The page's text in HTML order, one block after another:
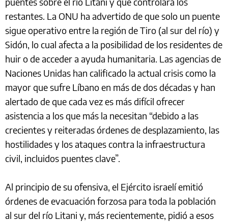
restantes. La ONU ha advertido de que solo un puente
sigue operativo entre la región de Tiro (al sur del río) y
Sidón, lo cual afecta a la posibilidad de los residentes de
huir o de acceder a ayuda humanitaria. Las agencias de
Naciones Unidas han calificado la actual crisis como la
mayor que sufre Líbano en más de dos décadas y han
alertado de que cada vez es más difícil ofrecer
asistencia a los que más la necesitan “debido a las
crecientes y reiteradas órdenes de desplazamiento, las
hostilidades y los ataques contra la infraestructura
civil, incluidos puentes clave”.
Al principio de su ofensiva, el Ejército israelí emitió
órdenes de evacuación forzosa para toda la población
al sur del río Litani y, más recientemente, pidió a esos